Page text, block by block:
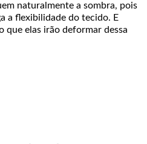
naturalmente a sombra, pois
a flexibilidade do tecido. E
que elas irão deformar dessa